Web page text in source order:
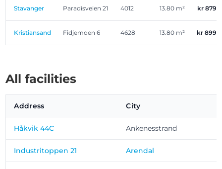
Stavanger Paradisveien 21 4012 13.80 m² kr
Kristiansand Fidjemoen 6 4628 13.80 m² kr
All facilities
Address City
Håkvik 44C Ankenesstrand
Industritoppen 21 Arendal